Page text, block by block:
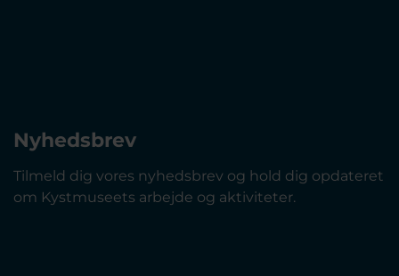
Nyhedsbrev
Tilmeld dig vores nyhedsbrev og hold dig opdateret
om Kystmuseets arbejde og aktiviteter.